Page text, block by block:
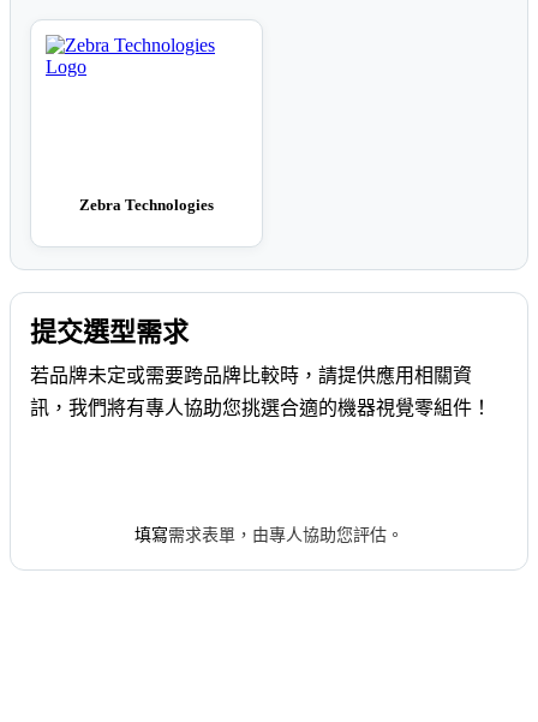
Zebra Technologies
提交選型需求
若品牌未定或需要跨品牌比較時，請提供應用相關資
訊，我們將有專人協助您挑選合適的機器視覺零組件！
填寫需求表單，由專人協助您評估。